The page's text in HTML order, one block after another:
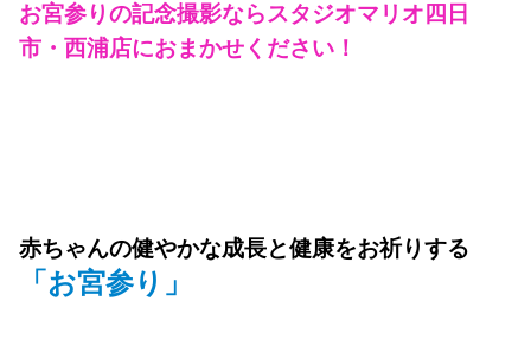
お宮参りの記念撮影ならスタジオマリオ四日
市・西浦店におまかせください！
赤ちゃんの健やかな成長と健康をお祈りする
「お宮参り」